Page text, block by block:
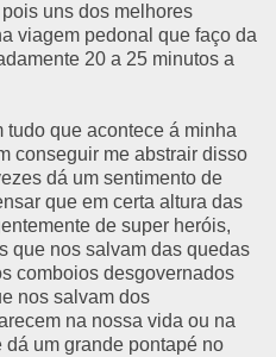
uns dos melhores
viagem pedonal que faço da
20 a 25 minutos a
que acontece á minha
conseguir me abstrair disso
dá um sentimento de
que em certa altura das
de super heróis,
que nos salvam das quedas
comboios desgovernados
nos salvam dos
na nossa vida ou na
um grande pontapé no